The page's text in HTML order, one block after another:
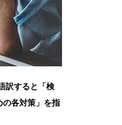
訳すると「検
の各対策」を指